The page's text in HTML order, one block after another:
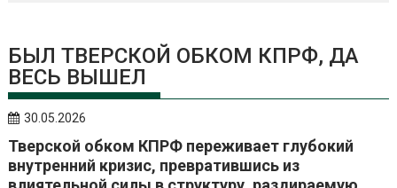
БЫЛ ТВЕРСКОЙ ОБКОМ КПРФ, ДА
ВЕСЬ ВЫШЕЛ
30.05.2026
Тверской обком КПРФ переживает глубокий
внутренний кризис, превратившись из